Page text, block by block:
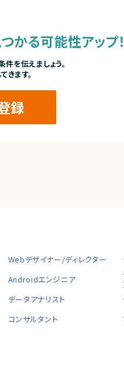
かる可能性アップ！
を伝えましょう。
きます。
録
Webデザイナー/ディレクター
Androidエンジニア
データアナリスト
コンサルタント